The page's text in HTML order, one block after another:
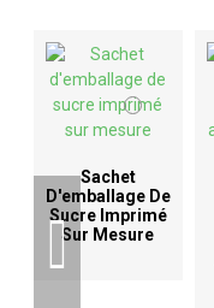
Sachet
D'emballage De
Sucre Imprimé
Sur Mesure